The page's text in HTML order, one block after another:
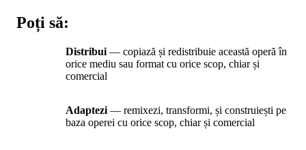
Poți să:
Distribui — copiază și redistribuie această operă în
orice mediu sau format cu orice scop, chiar și
comercial
Adaptezi — remixezi, transformi, și construiești pe
baza operei cu orice scop, chiar și comercial